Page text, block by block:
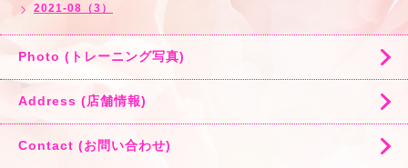
2021-08（3）
Photo (トレーニング写真)
Address (店舗情報)
Contact (お問い合わせ)